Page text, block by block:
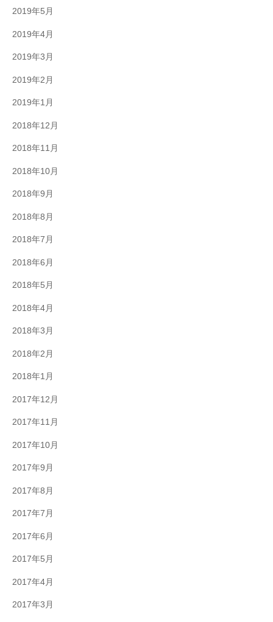
2019年5月
2019年4月
2019年3月
2019年2月
2019年1月
2018年12月
2018年11月
2018年10月
2018年9月
2018年8月
2018年7月
2018年6月
2018年5月
2018年4月
2018年3月
2018年2月
2018年1月
2017年12月
2017年11月
2017年10月
2017年9月
2017年8月
2017年7月
2017年6月
2017年5月
2017年4月
2017年3月